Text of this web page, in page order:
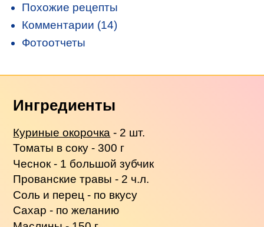
Похожие рецепты
Комментарии (14)
Фотоотчеты
Ингредиенты
Куриные окорочка - 2 шт.
Томаты в соку - 300 г
Чеснок - 1 большой зубчик
Прованские травы - 2 ч.л.
Соль и перец - по вкусу
Сахар - по желанию